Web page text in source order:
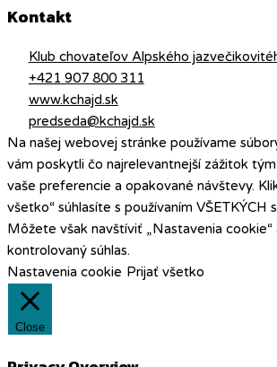
Kontakt
Klub chovateľov Alpského
+421 907 800 311
www.kchajd.sk
predseda@kchajd.sk
Na našej webovej stránke používame
vám poskytli čo najrelevantnejší zážitok
vaše preferencie a opakované návštevy.
všetko“ súhlasíte s používaním VŠETKÝCH
Môžete však navštíviť „Nastavenia
kontrolovaný súhlas.
Nastavenia cookie Prijať všetko
Close